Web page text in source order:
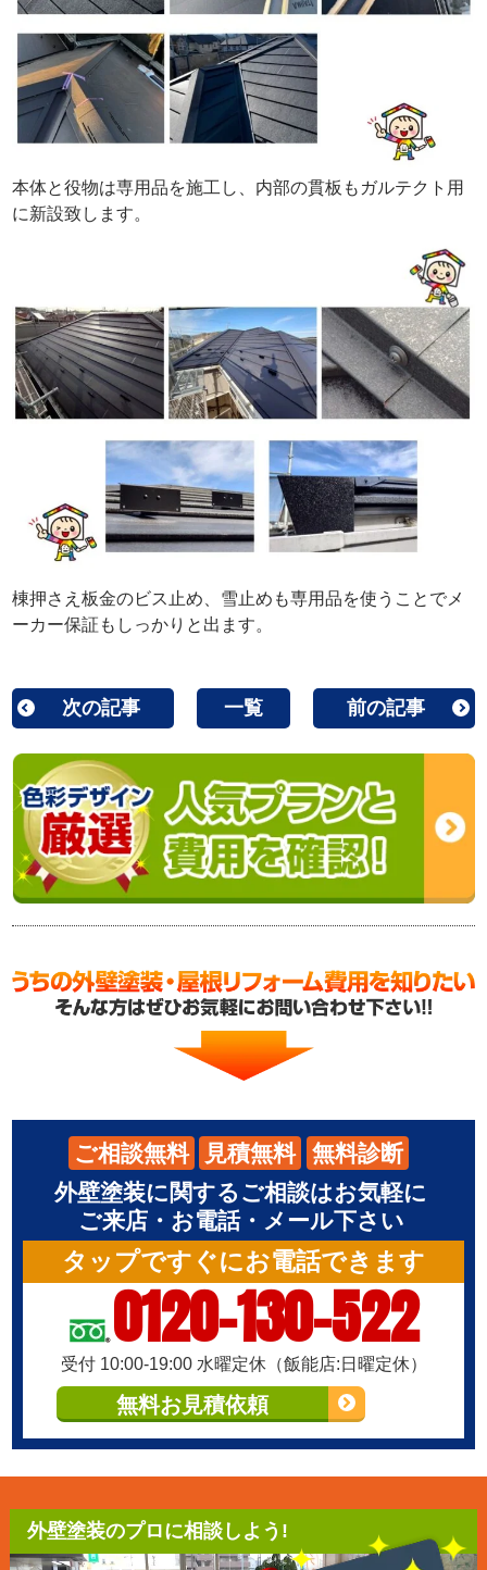
本体と役物は専用品を施工し、内部の貫板もガルテクト用
に新設致します。
棟押さえ板金のビス止め、雪止めも専用品を使うことでメ
ーカー保証もしっかりと出ます。
次の記事 一覧 前の記事
ご相談無料 見積無料
無料診断
外壁塗装に関するご相談はお気軽に
ご来店・お電話・メール下さい
タップですぐにお電話できます
0120-130-522
受付 10:00-19:00 水曜定休（飯能店:日曜定休）
無料お見積依頼
外壁塗装のプロに相談しよう!